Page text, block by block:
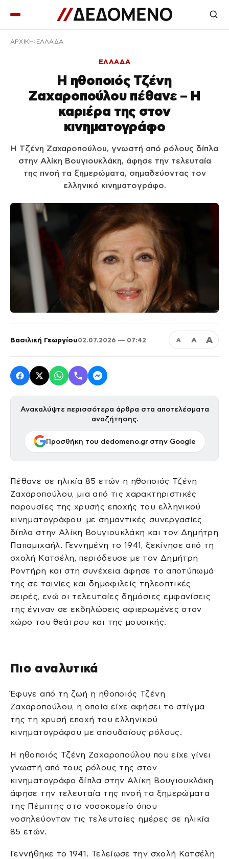
ΑΡΧΙΚΉ ΕΛΛΑΔΑ
ΕΛΛΑΔΑ
Η ηθοποιός Τζένη
Ζαχαροπούλου πέθανε – Η
καριέρα της στον
κινηματογράφο
Η Τζένη Ζαχαροπούλου, γνωστή από ρόλους δίπλα
στην Αλίκη Βουγιουκλάκη, άφησε την τελευταία
της πνοή τα ξημερώματα, σημαδεύοντας τον
ελληνικό κινηματογράφο.
Βασιλική Γεωργίου02.07.2026 — 07:42 Α Α Α
Ανακαλύψτε περισσότερα άρθρα στα αποτελέσματα
αναζήτησης.
Προσθήκη του dedomeno.gr στην Google
Πέθανε σε ηλικία 85 ετών η ηθοποιός Τζένη
Ζαχαροπούλου, μια από τις χαρακτηριστικές
παρουσίες της χρυσής εποχής του ελληνικού
κινηματογράφου, με σημαντικές συνεργασίες
δίπλα στην Αλίκη Βουγιουκλάκη και τον Δημήτρη
Παπαμιχαήλ. Γεννημένη το 1941, ξεκίνησε από τη
σχολή Κατσέλη, περιόδευσε με τον Δημήτρη
Ροντήρη και στη συνέχεια άφησε το αποτύπωμά
της σε ταινίες και δημοφιλείς τηλεοπτικές
σειρές, ενώ οι τελευταίες δημόσιες εμφανίσεις
της έγιναν σε εκδηλώσεις αφιερωμένες στον
χώρο του θεάτρου και της μουσικής.
Πιο αναλυτικά
Έφυγε από τη ζωή η ηθοποιός Τζένη
Ζαχαροπούλου, η οποία είχε αφήσει το στίγμα
της τη χρυσή εποχή του ελληνικού
κινηματογράφου με σπουδαίους ρόλους.
Η ηθοποιός Τζένη Ζαχαροπούλου που είχε γίνει
γνωστή από τους ρόλους της στον
κινηματογράφο δίπλα στην Αλίκη Βουγιουκλάκη
άφησε την τελευταία της πνοή τα ξημερώματα
της Πέμπτης στο νοσοκομείο όπου
νοσηλεύονταν τις τελευταίες ημέρες σε ηλικία
85 ετών.
Γεννήθηκε το 1941. Τελείωσε την σχολή Κατσέλη